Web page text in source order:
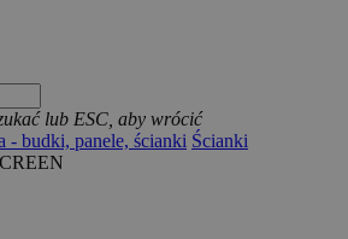
lub ESC, aby wrócić
- budki, panele, ścianki Ścianki